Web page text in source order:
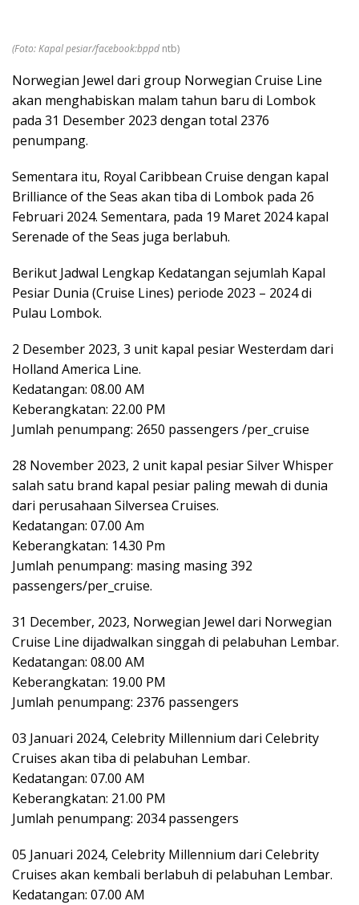
(Foto: Kapal pesiar/facebook:bppd ntb)
Norwegian Jewel dari group Norwegian Cruise Line
akan menghabiskan malam tahun baru di Lombok
pada 31 Desember 2023 dengan total 2376
penumpang.
Sementara itu, Royal Caribbean Cruise dengan kapal
Brilliance of the Seas akan tiba di Lombok pada 26
Februari 2024. Sementara, pada 19 Maret 2024 kapal
Serenade of the Seas juga berlabuh.
Berikut Jadwal Lengkap Kedatangan sejumlah Kapal
Pesiar Dunia (Cruise Lines) periode 2023 – 2024 di
Pulau Lombok.
2 Desember 2023, 3 unit kapal pesiar Westerdam dari
Holland America Line.
Kedatangan: 08.00 AM
Keberangkatan: 22.00 PM
Jumlah penumpang: 2650 passengers /per_cruise
28 November 2023, 2 unit kapal pesiar Silver Whisper
salah satu brand kapal pesiar paling mewah di dunia
dari perusahaan Silversea Cruises.
Kedatangan: 07.00 Am
Keberangkatan: 14.30 Pm
Jumlah penumpang: masing masing 392
passengers/per_cruise.
31 December, 2023, Norwegian Jewel dari Norwegian
Cruise Line dijadwalkan singgah di pelabuhan Lembar.
Kedatangan: 08.00 AM
Keberangkatan: 19.00 PM
Jumlah penumpang: 2376 passengers
03 Januari 2024, Celebrity Millennium dari Celebrity
Cruises akan tiba di pelabuhan Lembar.
Kedatangan: 07.00 AM
Keberangkatan: 21.00 PM
Jumlah penumpang: 2034 passengers
05 Januari 2024, Celebrity Millennium dari Celebrity
Cruises akan kembali berlabuh di pelabuhan Lembar.
Kedatangan: 07.00 AM